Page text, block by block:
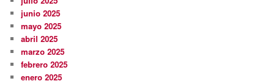
junio 2025
mayo 2025
abril 2025
marzo 2025
febrero 2025
enero 2025